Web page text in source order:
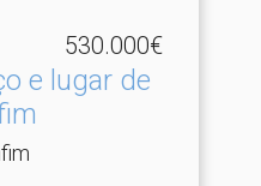
530.000€
e lugar de